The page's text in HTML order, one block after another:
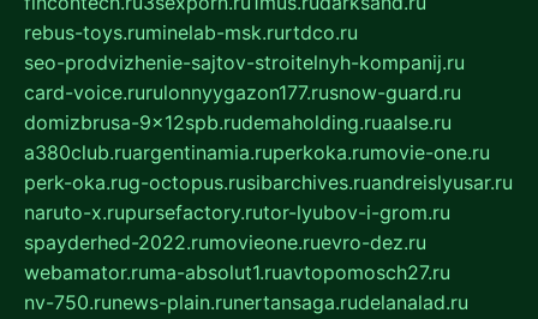
rebus-toys.ruminelab-msk.rurtdco.ru
seo-prodvizhenie-sajtov-stroitelnyh-kompanij.ru
card-voice.rurulonnyygazon177.rusnow-guard.ru
domizbrusa-9x12spb.rudemaholding.ruaalse.ru
a380club.ruargentinamia.ruperkoka.rumovie-one.ru
perk-oka.rug-octopus.rusibarchives.ruandreislyusar.ru
naruto-x.rupursefactory.rutor-lyubov-i-grom.ru
spayderhed-2022.rumovieone.ruevro-dez.ru
webamator.ruma-absolut1.ruavtopomosch27.ru
nv-750.runews-plain.runertansaga.rudelanalad.ru